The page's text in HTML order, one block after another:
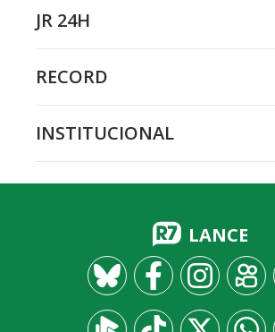
JR 24H
RECORD
INSTITUCIONAL
LANCE